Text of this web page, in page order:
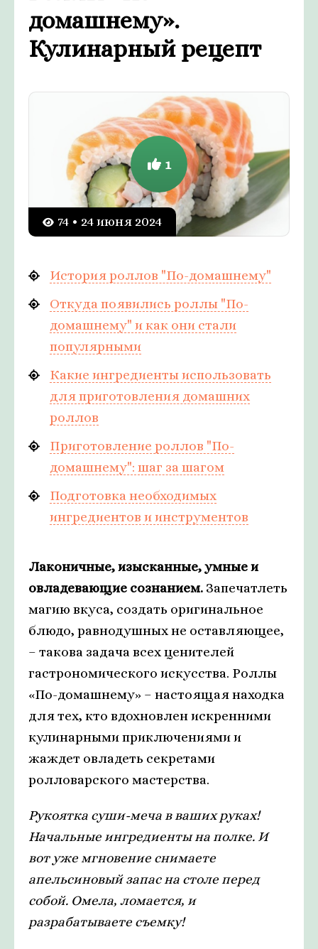
домашнему».
Кулинарный рецепт
74 • 24 июня 2024
1
История роллов "По-домашнему"
Откуда появились роллы "По-
домашнему" и как они стали
популярными
Какие ингредиенты использовать
для приготовления домашних
роллов
Приготовление роллов "По-
домашнему": шаг за шагом
Подготовка необходимых
ингредиентов и инструментов
Лаконичные, изысканные, умные и
овладевающие сознанием. Запечатлеть
магию вкуса, создать оригинальное
блюдо, равнодушных не оставляющее,
– такова задача всех ценителей
гастрономического искусства. Роллы
«По-домашнему» – настоящая находка
для тех, кто вдохновлен искренними
кулинарными приключениями и
жаждет овладеть секретами
ролловарского мастерства.
Рукоятка суши-меча в ваших руках!
Начальные ингредиенты на полке. И
вот уже мгновение снимаете
апельсиновый запас на столе перед
собой. Омела, ломается, и
разрабатываете съемку!